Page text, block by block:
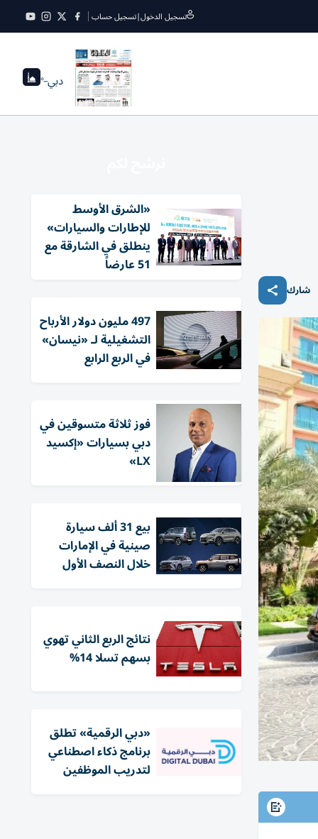
تسجيل الدخول|تسجيل حساب
دبي--°
شارك
«الشرق الأوسط
للإطارات والسيارات»
ينطلق في الشارقة مع
51 عارضاً
497 مليون دولار الأرباح
التشغيلية لـ «نيسان»
في الربع الرابع
فوز ثلاثة متسوقين في
دبي بسيارات «إكسيد
LX»
بيع 31 ألف سيارة
صينية في الإمارات
خلال النصف الأول
نتائج الربع الثاني تهوي
بسهم تسلا 14%
«دبي الرقمية» تطلق
برنامج ذكاء اصطناعي
لتدريب الموظفين